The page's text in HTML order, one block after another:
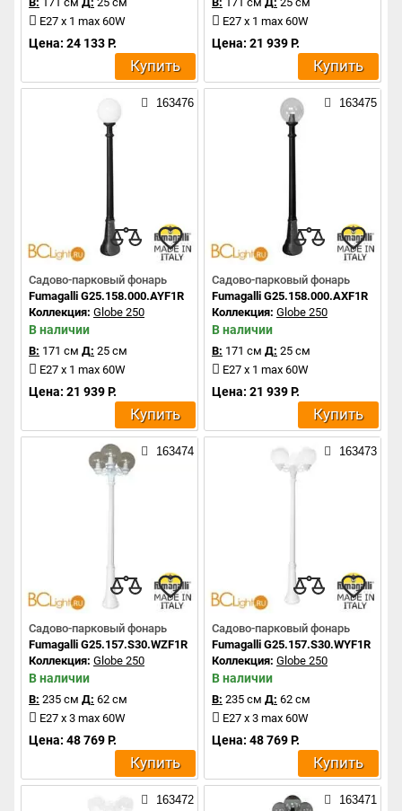
E27 x 1 max 60W
Цена: 24 133 Р.
Купить
E27 x 1 max 60W
Цена: 21 939 Р.
Купить
163476
Садово-парковый фонарь
Fumagalli G25.158.000.AYF1R
Коллекция: Globe 250
В наличии
В: 171 см Д: 25 см
E27 x 1 max 60W
Цена: 21 939 Р.
Купить
163475
Садово-парковый фонарь
Fumagalli G25.158.000.AXF1R
Коллекция: Globe 250
В наличии
В: 171 см Д: 25 см
E27 x 1 max 60W
Цена: 21 939 Р.
Купить
163474
Садово-парковый фонарь
Fumagalli G25.157.S30.WZF1R
Коллекция: Globe 250
В наличии
В: 235 см Д: 62 см
E27 x 3 max 60W
Цена: 48 769 Р.
Купить
163473
Садово-парковый фонарь
Fumagalli G25.157.S30.WYF1R
Коллекция: Globe 250
В наличии
В: 235 см Д: 62 см
E27 x 3 max 60W
Цена: 48 769 Р.
Купить
163472 163471